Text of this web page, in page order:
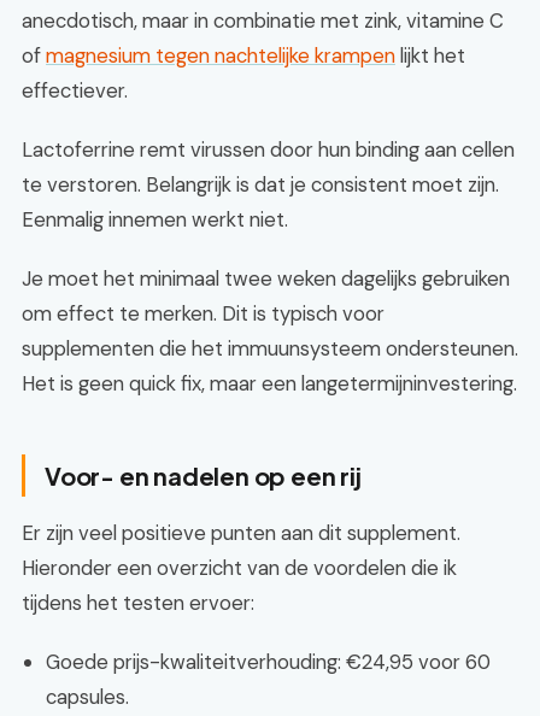
anecdotisch, maar in combinatie met zink, vitamine C
ofmagnesium tegen nachtelijke krampenlijkt het
effectiever.
Lactoferrine remt virussen door hun binding aan cellen
te verstoren. Belangrijk is dat je consistent moet zijn.
Eenmalig innemen werkt niet.
Je moet het minimaal twee weken dagelijks gebruiken
om effect te merken. Dit is typisch voor
supplementen die het immuunsysteem ondersteunen.
Het is geen quick fix, maar een langetermijninvestering.
Voor- en nadelen op een rij
Er zijn veel positieve punten aan dit supplement.
Hieronder een overzicht van de voordelen die ik
tijdens het testen ervoer:
Goede prijs-kwaliteitverhouding: €24,95 voor 60
capsules.